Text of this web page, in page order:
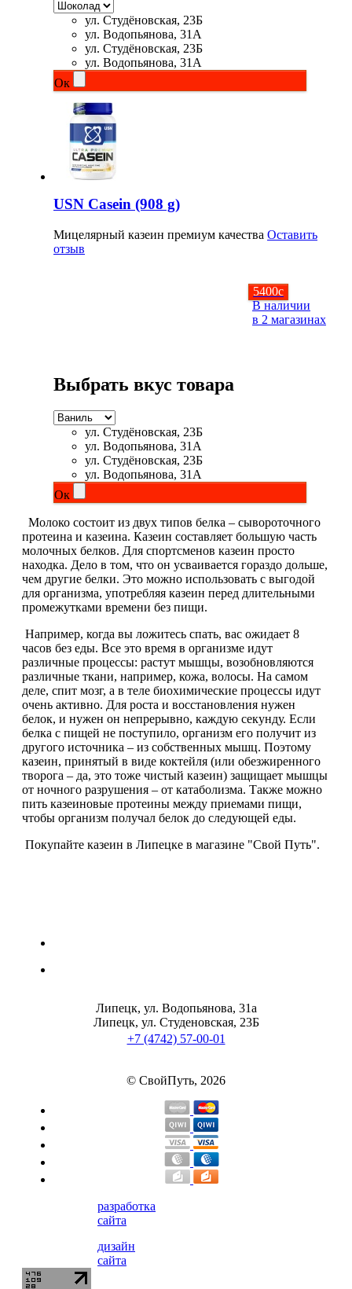
Комплексы аминокислот
Аксессуары
Подарочные сертификаты
Фитнес резинки
Полезные продукты
НАЗАД
Снеки и шоколад
Соусы и Топпинги
Распродажа!
Распродажа NOW
ул. Студёновская, 23Б
ул. Водопьянова, 31А
ул. Студёновская, 23Б
ул. Водопьянова, 31А
Ок
5400c
В наличии
в 2 магазинах
USN Casein (908 g)
Мицелярный казеин премиум качества Оставить
отзыв
Выбрать вкус товара
ул. Студёновская, 23Б
ул. Водопьянова, 31А
ул. Студёновская, 23Б
ул. Водопьянова, 31А
Ок
Молоко состоит из двух типов белка – сывороточного
протеина и казеина. Казеин составляет большую часть
молочных белков. Для спортсменов казеин просто
находка. Дело в том, что он усваивается гораздо дольше,
чем другие белки. Это можно использовать с выгодой
для организма, употребляя казеин перед длительными
промежутками времени без пищи.
Например, когда вы ложитесь спать, вас ожидает 8
часов без еды. Все это время в организме идут
различные процессы: растут мышцы, возобновляются
различные ткани, например, кожа, волосы. На самом
деле, спит мозг, а в теле биохимические процессы идут
очень активно. Для роста и восстановления нужен
белок, и нужен он непрерывно, каждую секунду. Если
белка с пищей не поступило, организм его получит из
другого источника – из собственных мышц. Поэтому
казеин, принятый в виде коктейля (или обезжиренного
творога – да, это тоже чистый казеин) защищает мышцы
от ночного разрушения – от катаболизма. Также можно
пить казеиновые протеины между приемами пищи,
чтобы организм получал белок до следующей еды.
Покупайте казеин в Липецке в магазине "Свой Путь".
Липецк, ул. Водопьянова, 31а
Липецк, ул. Студеновская, 23Б
+7 (4742) 57-00-01
© СвойПуть, 2026
разработка
сайта
дизайн
сайта